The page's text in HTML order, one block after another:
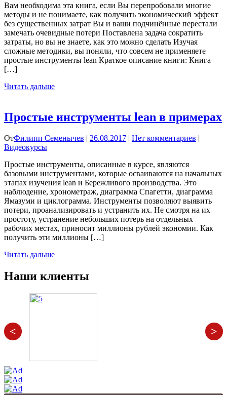
Вам необходима эта книга, если Вы перепробовали многие
методы и не понимаете, как получить экономический эффект
без существенных затрат Вы и ваши подчинённые перестали
замечать очевидные потери Поставлена задача сократить
затраты, но вы не знаете, как это можно сделать Изучая
сложные методики, вы поняли, что совсем не применяете
простые инструменты lean Краткое описание книги: Книга
[…]
Читать дальше
Простые инструменты lean в примерах
ОтФилипп Семенычев | 26.08.2017 | Нет комментариев |
Видеокурсы
Простые инструменты, описанные в курсе, являются
базовыми инструментами, которые осваиваются на начальных
этапах изучения lean и Бережливого производства. Это
наблюдение, хронометраж, диаграмма Спагетти, диаграмма
Ямазуми и циклограмма. Инструменты позволяют выявить
потери, проанализировать и устранить их. Не смотря на их
простоту, устранение небольших потерь на отдельных
рабочих местах, приносит миллионы рублей экономии. Как
получить эти миллионы […]
Читать дальше
Наши клиенты
< >